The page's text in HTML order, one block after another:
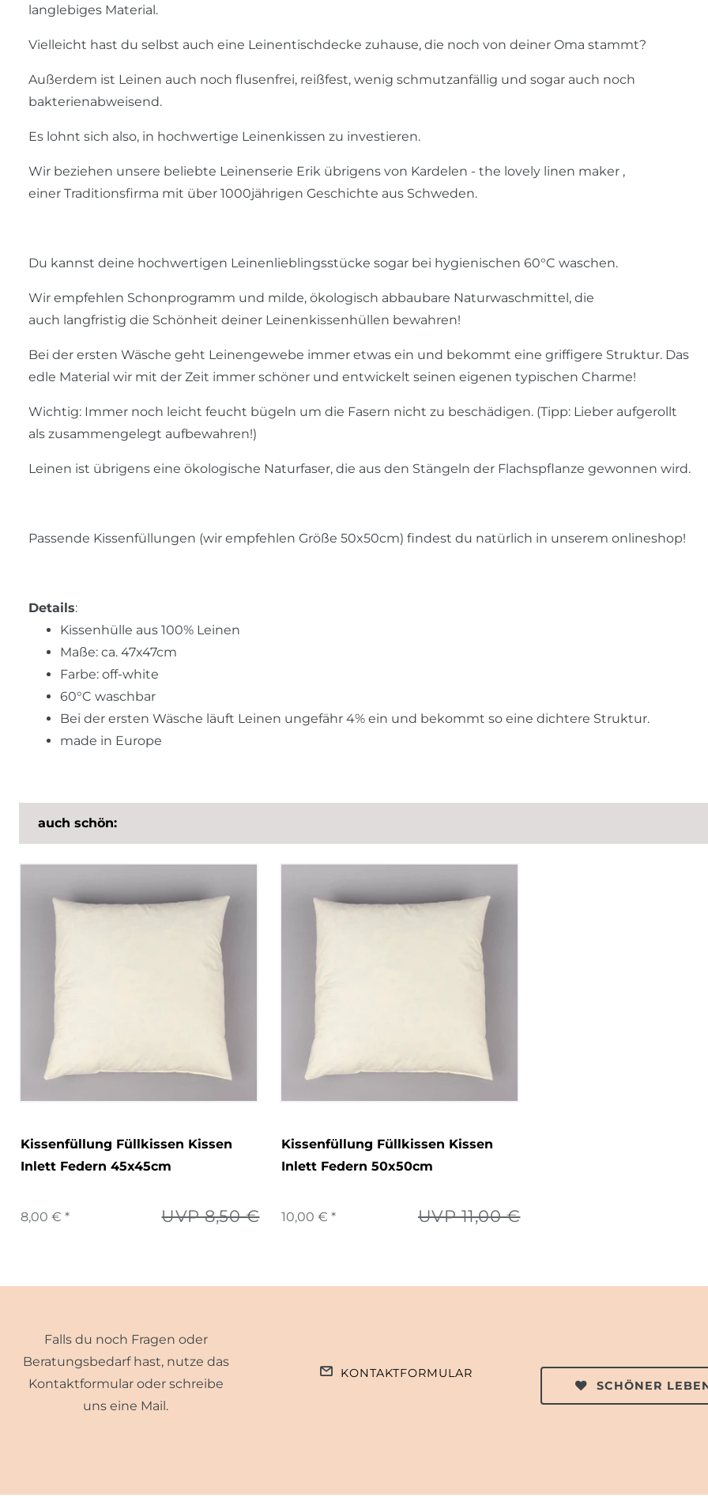
langlebiges Material.
Vielleicht hast du selbst auch eine Leinentischdecke zuhause, die noch von deiner Oma stammt?
Außerdem ist Leinen auch noch flusenfrei, reißfest, wenig schmutzanfällig und sogar auch noch
bakterienabweisend.
Es lohnt sich also, in hochwertige Leinenkissen zu investieren.
Wir beziehen unsere beliebte Leinenserie Erik übrigens von Kardelen - the lovely linen maker ,
einer Traditionsfirma mit über 1000jährigen Geschichte aus Schweden.
Du kannst deine hochwertigen Leinenlieblingsstücke sogar bei hygienischen 60°C waschen.
Wir empfehlen Schonprogramm und milde, ökologisch abbaubare Naturwaschmittel, die
auch langfristig die Schönheit deiner Leinenkissenhüllen bewahren!
Bei der ersten Wäsche geht Leinengewebe immer etwas ein und bekommt eine griffigere Struktur. Das
edle Material wir mit der Zeit immer schöner und entwickelt seinen eigenen typischen Charme!
Wichtig: Immer noch leicht feucht bügeln um die Fasern nicht zu beschädigen. (Tipp: Lieber aufgerollt
als zusammengelegt aufbewahren!)
Leinen ist übrigens eine ökologische Naturfaser, die aus den Stängeln der Flachspflanze gewonnen wird.
Passende Kissenfüllungen (wir empfehlen Größe 50x50cm) findest du natürlich in unserem onlineshop!
Details:
Kissenhülle aus 100% Leinen
Maße: ca. 47x47cm
Farbe: off-white
60°C waschbar
Bei der ersten Wäsche läuft Leinen ungefähr 4% ein und bekommt so eine dichtere Struktur.
made in Europe
auch schön:
Kissenfüllung Füllkissen Kissen
Inlett Federn 45x45cm
UVP 8,50 €
8,00 € *
Kissenfüllung Füllkissen Kissen
Inlett Federn 50x50cm
UVP 11,00 €
10,00 € *
Falls du noch Fragen oder
Beratungsbedarf hast, nutze das
Kontaktformular oder schreibe
uns eine Mail.
KONTAKTFORMULAR
SCHÖNER